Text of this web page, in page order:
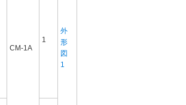
CM-1A
1
外
形
図
1